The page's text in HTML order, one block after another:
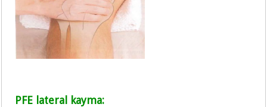
PFE lateral kayma: